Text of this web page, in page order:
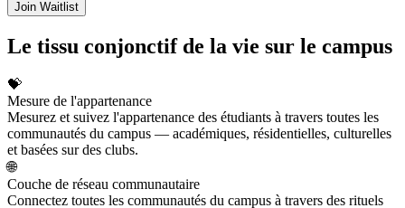
Join Waitlist
Le tissu conjonctif de la vie sur le campus
💝
Mesure de l'appartenance
Mesurez et suivez l'appartenance des étudiants à travers toutes les
communautés du campus — académiques, résidentielles, culturelles
et basées sur des clubs.
🌐
Couche de réseau communautaire
Connectez toutes les communautés du campus à travers des rituels